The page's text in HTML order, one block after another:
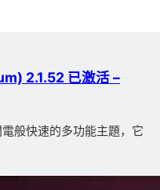
2.1.52 已激活 –
般快速的多功能主題，它